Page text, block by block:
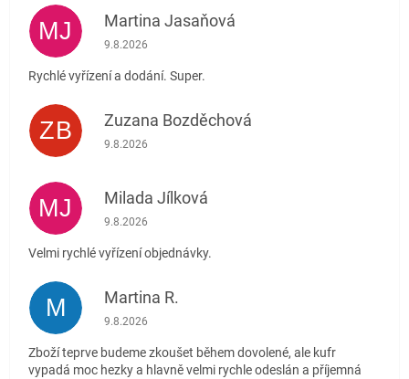
MJ Martina Jasaňová
Hodnocení obchodu je 5 z 5 hvězdiček.
9.8.2026
Rychlé vyřízení a dodání. Super.
ZB Zuzana Bozděchová
Hodnocení obchodu je 5 z 5 hvězdiček.
9.8.2026
MJ Milada Jílková
Hodnocení obchodu je 5 z 5 hvězdiček.
9.8.2026
Velmi rychlé vyřízení objednávky.
M Martina R.
Hodnocení obchodu je 5 z 5 hvězdiček.
9.8.2026
Zboží teprve budeme zkoušet během dovolené, ale kufr
vypadá moc hezky a hlavně velmi rychle odeslán a příjemná